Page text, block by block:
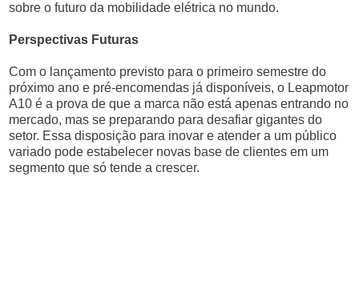
sobre o futuro da mobilidade elétrica no mundo.
Perspectivas Futuras
Com o lançamento previsto para o primeiro semestre do
próximo ano e pré-encomendas já disponíveis, o Leapmotor
A10 é a prova de que a marca não está apenas entrando no
mercado, mas se preparando para desafiar gigantes do
setor. Essa disposição para inovar e atender a um público
variado pode estabelecer novas base de clientes em um
segmento que só tende a crescer.